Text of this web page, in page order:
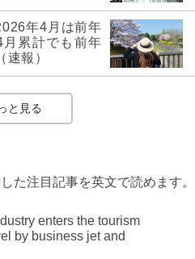
年4月は前年
累計でも前年
報）
と見る
た注目記事を英文で読めます。
enters the tourism
by business jet and